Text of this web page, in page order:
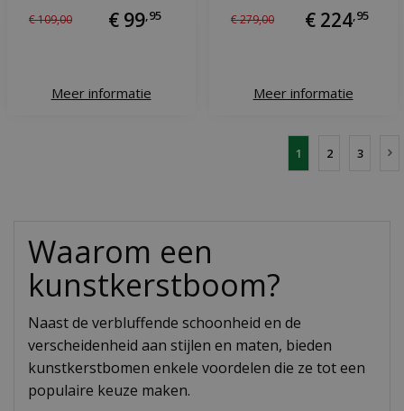
€109,00 € 99, 95
Meer informatie
€279,00 € 224 95
Meer informatie
1 2 3
Waarom een
kunstkerstboom?
Naast de verbluffende schoonheid en de
verscheidenheid aan stijlen en maten, bieden
kunstkerstbomen enkele voordelen die ze tot een
populaire keuze maken.